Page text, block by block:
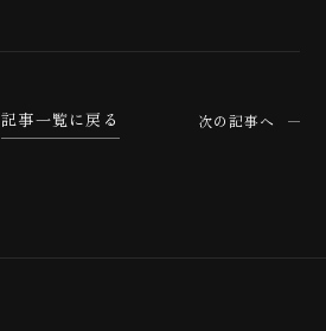
次の記事へ
記事一覧に戻る